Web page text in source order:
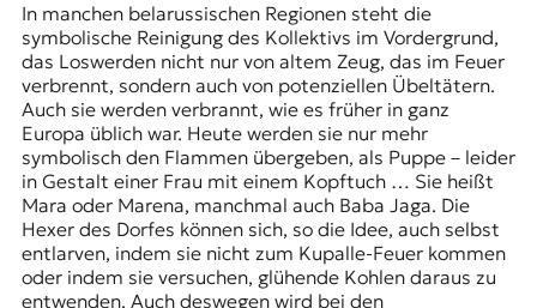
In manchen belarussischen Regionen steht die
symbolische Reinigung des Kollektivs im Vordergrund,
das Loswerden nicht nur von altem Zeug, das im Feuer
verbrennt, sondern auch von potenziellen Übeltätern.
Auch sie werden verbrannt, wie es früher in ganz
Europa üblich war. Heute werden sie nur mehr
symbolisch den Flammen übergeben, als Puppe – leider
in Gestalt einer Frau mit einem Kopftuch … Sie heißt
Mara oder Marena, manchmal auch Baba Jaga. Die
Hexer des Dorfes können sich, so die Idee, auch selbst
entlarven, indem sie nicht zum Kupalle-Feuer kommen
oder indem sie versuchen, glühende Kohlen daraus zu
entwenden. Auch deswegen wird bei den